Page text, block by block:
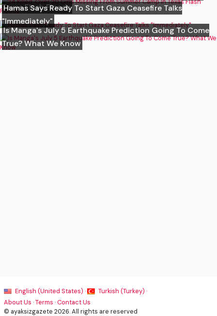
Texas Flash Floods
Hamas Says Ready To Start Gaza Ceasefire Talks
"Immediately"
Is Manga's July 5 Earthquake Prediction Going To Come
True? What We Know
English (United States) ·
Turkish (Turkey) ·
About Us ·Terms ·Contact Us
© ayaksizgazete 2026. All rights are reserved